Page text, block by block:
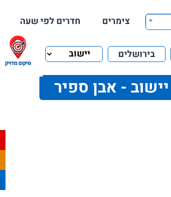
צימרים חדרים לפי שעה
בירושלים
יישוב - אבן ספיר